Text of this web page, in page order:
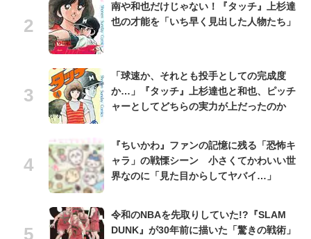
南や和也だけじゃない！『タッチ』上杉達
也の才能を「いち早く見出した人物たち」
「球速か、それとも投手としての完成度
か…」『タッチ』上杉達也と和也、ピッチ
ャーとしてどちらの実力が上だったのか
『ちいかわ』ファンの記憶に残る「恐怖キ
ャラ」の戦慄シーン 小さくてかわいい世
界なのに「見た目からしてヤバイ…」
令和のNBAを先取りしていた!?『SLAM
DUNK』が30年前に描いた「驚きの戦術」